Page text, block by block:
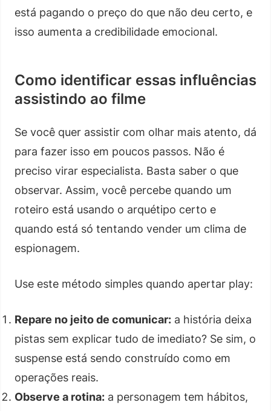
está pagando o preço do que não deu certo, e
isso aumenta a credibilidade emocional.
Como identificar essas influências
assistindo ao filme
Se você quer assistir com olhar mais atento, dá
para fazer isso em poucos passos. Não é
preciso virar especialista. Basta saber o que
observar. Assim, você percebe quando um
roteiro está usando o arquétipo certo e
quando está só tentando vender um clima de
espionagem.
Use este método simples quando apertar play:
Repare no jeito de comunicar: a história deixa
pistas sem explicar tudo de imediato? Se sim, o
suspense está sendo construído como em
operações reais.
Observe a rotina: a personagem tem hábitos,